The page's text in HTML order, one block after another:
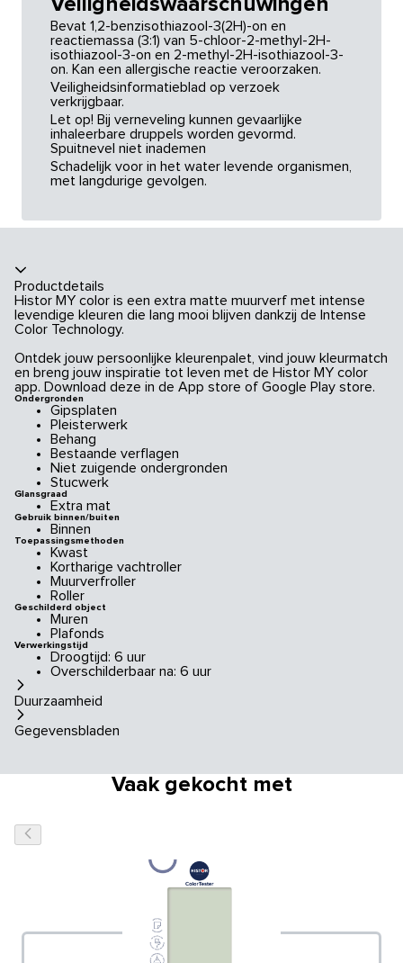
Bevat 1,2-benzisothiazool-3(2H)-on en
reactiemassa (3:1) van 5-chloor-2-methyl-2H-
isothiazool-3-on en 2-methyl-2H-isothiazool-3-
on. Kan een allergische reactie veroorzaken.
Veiligheidsinformatieblad op verzoek
verkrijgbaar.
Let op! Bij verneveling kunnen gevaarlijke
inhaleerbare druppels worden gevormd.
Spuitnevel niet inademen
Schadelijk voor in het water levende organismen,
met langdurige gevolgen.
Productdetails
Histor MY color is een extra matte muurverf met intense
levendige kleuren die lang mooi blijven dankzij de Intense
Color Technology.
Ontdek jouw persoonlijke kleurenpalet, vind jouw kleurmatch
en breng jouw inspiratie tot leven met de Histor MY color
app. Download deze in de App store of Google Play store.
Ondergronden
Gipsplaten
Pleisterwerk
Behang
Bestaande verflagen
Niet zuigende ondergronden
Stucwerk
Glansgraad
Extra mat
Gebruik binnen/buiten
Binnen
Toepassingsmethoden
Kwast
Kortharige vachtroller
Muurverfroller
Roller
Geschilderd object
Muren
Plafonds
Verwerkingstijd
Droogtijd: 6 uur
Overschilderbaar na: 6 uur
Duurzaamheid
Gegevensbladen
Vaak gekocht met